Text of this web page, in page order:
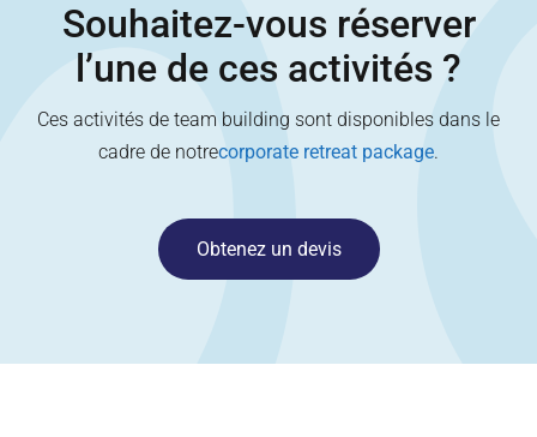
Souhaitez-vous réserver
l’une de ces activités ?
Ces activités de team building sont disponibles dans le
cadre de notrecorporate retreat package.
Obtenez un devis